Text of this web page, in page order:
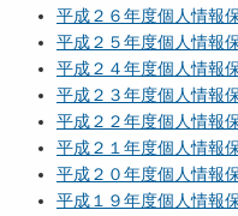
平成２６年度個人情報
平成２５年度個人情報
平成２４年度個人情報
平成２３年度個人情報
平成２２年度個人情報
平成２１年度個人情報
平成２０年度個人情報
平成１９年度個人情報